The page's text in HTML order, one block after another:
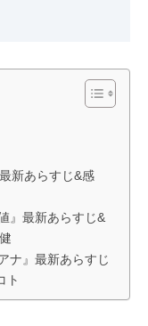
新あらすじ&感
』最新あらすじ&
ナ』最新あらすじ
ト